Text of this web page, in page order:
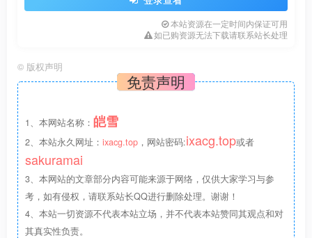
本站资源在一定时间内保证可用
如已购资源无法下载请联系站长处理
© 版权声明
免责声明
1、本网站名称： 皑雪
2、本站永久网址： ixacg.top ，网站密码:ixacg.top或者
sakuramai
3、本网站的文章部分内容可能来源于网络，仅供大家学习与参
考，如有侵权，请联系站长QQ进行删除处理。谢谢！
4、本站一切资源不代表本站立场，并不代表本站赞同其观点和对
其真实性负责。